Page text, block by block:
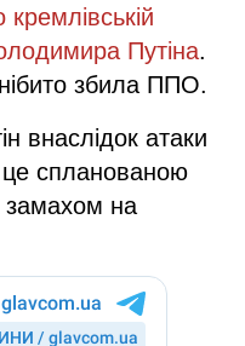
кремлівській
Путіна.
збила ППО.
внаслідок атаки
це спланованою
замахом на